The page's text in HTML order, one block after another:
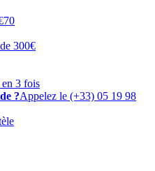
300€
en 3 fois
?Appelez le (+33) 05 19 98